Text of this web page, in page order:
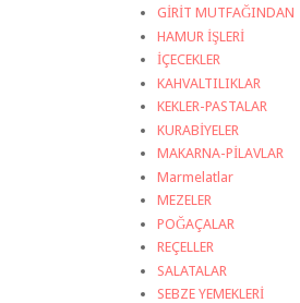
GİRİT MUTFAĞINDAN
HAMUR İŞLERİ
İÇECEKLER
KAHVALTILIKLAR
KEKLER-PASTALAR
KURABİYELER
MAKARNA-PİLAVLAR
Marmelatlar
MEZELER
POĞAÇALAR
REÇELLER
SALATALAR
SEBZE YEMEKLERİ